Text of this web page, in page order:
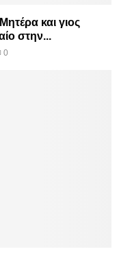
και γιος
στην...
0